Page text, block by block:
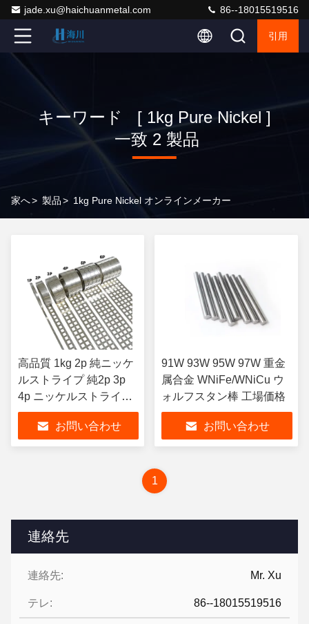
jade.xu@haichuanmetal.com 86--18015519516
引用
キーワード [ 1kg Pure Nickel ]
一致 2 製品
家へ> 製品> 1kg Pure Nickel オンラインメーカー
連絡先
連絡先: Mr. Xu
テレ: 86--18015519516
高品質 1kg 2p 純ニッケ
ルストライプ 純2p 3p
4p ニッケルストライプ
32650 電池用 リチウム
バッテリーお問い合わせ
91W 93W 95W 97W 重金
属合金 WNiFe/WNiCu ウ
ォルフスタン棒 工場価格
お問い合わせ
1